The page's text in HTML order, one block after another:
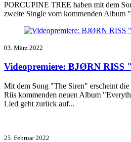
PORCUPINE TREE haben mit dem
zweite Single vom kommenden Album "
03. März 2022
Videopremiere: BJØRN RISS
Mit dem Song "The Siren" erscheint
Riis kommenden neuen Album
Lied geht zurück auf...
25. Februar 2022